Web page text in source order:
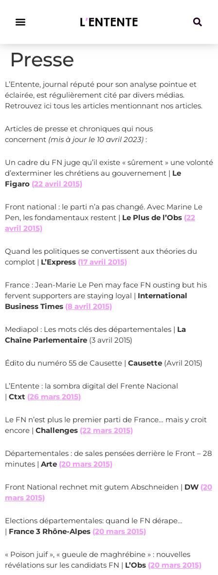
Presse
L’Entente, journal réputé pour son analyse pointue et
éclairée, est régulièrement cité par divers médias.
Retrouvez ici tous les articles mentionnant nos articles.
Articles de presse et chroniques qui nous
concernent (mis à jour le 10 avril 2023) :
Un cadre du FN juge qu’il existe « sûrement » une volonté
d’exterminer les chrétiens au gouvernement | Le
Figaro (22 avril 2015)
Front national : le parti n’a pas changé. Avec Marine Le
Pen, les fondamentaux restent | Le Plus de l’Obs (22
avril 2015)
Quand les politiques se convertissent aux théories du
complot | L’Express (17 avril 2015)
France : Jean-Marie Le Pen may face FN ousting but his
fervent supporters are staying loyal | International
Business Times (8 avril 2015)
Mediapol : Les mots clés des départementales | La
Chaîne Parlementaire (3 avril 2015)
Édito du numéro 55 de Causette | Causette (Avril 2015)
L’Entente : la sombra digital del Frente Nacional
| Ctxt (26 mars 2015)
Le FN n’est plus le premier parti de France… mais y croit
encore | Challenges (22 mars 2015)
Départementales : de sales pensées derrière le Front – 28
minutes | Arte (20 mars 2015)
Front National rechnet mit gutem Abschneiden | DW (20
mars 2015)
Elections départementales: quand le FN dérape…
| France 3 Rhône-Alpes (20 mars 2015)
« Poison juif », « gueule de maghrébine » : nouvelles
révélations sur les candidats FN | L’Obs (20 mars 2015)